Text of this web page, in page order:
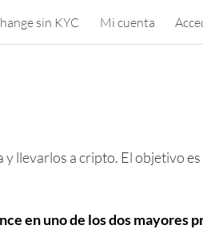
sin KYC Mi cuenta
llevarlos a cripto. El objetivo
en uno de los dos mayores